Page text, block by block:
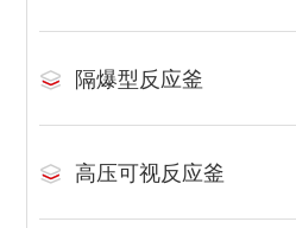
隔爆型反应釜
高压可视反应釜